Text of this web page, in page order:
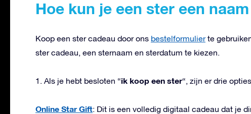
Hoe kun je een ster een
Koop een ster cadeau door ons bestelformulierte
ster cadeau, een sternaam en sterdatum te kiezen.
1. Als je hebt besloten “ik koop een ster“, zijn er drie
Online Star Gift: Dit is een volledig digitaal cadeau dat je